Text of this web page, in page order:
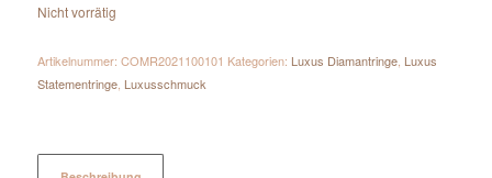
Nicht vorrätig
Artikelnummer: COMR2021100101 Kategorien: Luxus Diamantringe, Luxus
Statementringe, Luxusschmuck